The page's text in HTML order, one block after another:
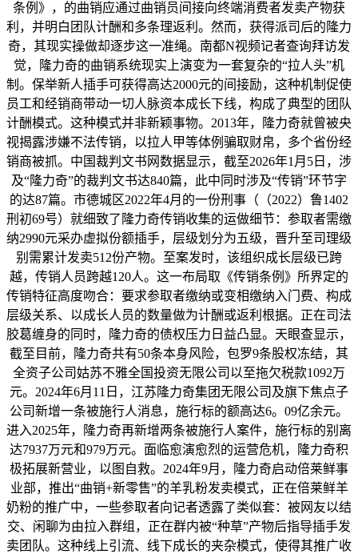
条例》，的曲销应通过曲销员间接向终端消费者发卖产物获
利，并明白团队计酬和多条理返利。然而，获得派司后的隆力
奇，其现实操做却逐步这一准绳。南都N视频记者查询拜访发
觉，隆力奇的曲销系统现实上演变为一套复杂的“拉人头”机
制。保举新人插手可获得高达2000元的间接励，这种机制促使
员工和经销商带动一切人脉资本成长下线，构成了典型的团队
计酬模式。这种模式并非新颖事物。2013年，隆力奇就曾被央
视揭露涉嫌不法传销，以拉人甲等体例骗取财帛，多个省份经
销商被抓。中国裁判文书网数据显示，截至2026年1月5日，涉
及“隆力奇”的裁判文书达840篇，此中同时涉及“传销”环节字
的达87篇。市德城区2022年4月的一份刑事（（2022）鲁1402
刑初69号）就细致了隆力奇传销收集的运做细节：参取者需缴
纳2990元采办虚拟份额插手，层级划分为五级，晋升至司理级
别需累计发卖512份产物。至案发时，该组织成长层级已跨
越，传销人员跨越120人。这一布局取《传销条例》所界定的
传销特征高度吻合：要求参取者缴纳或变相缴纳入门费、构成
层级关系、以成长人员的数量做为计酬或返利根据。正在司法
胶葛缠身的同时，隆力奇的债权压力日益凸显。天眼查显示，
截至目前，隆力奇共有50条本身风险，包罗9条股权冻结，其
全资子公司姑苏不雅全国投资无限公司以至拖欠税款1092万
元。2024年6月11日，江苏隆力奇集团无限公司及旗下焦点子
公司新增一条被施行人消息，施行标的额高达6。09亿余元。
进入2025年，隆力奇再新增两条被施行人案件，施行标的别离
达7937万元和979万元。面临愈演愈烈的运营危机，隆力奇积
极拓展新营业，以图自救。2024年9月，隆力奇启动倍莱鲜事
业部，推出“曲销+新零售”的羊乳粉发卖模式，正在倍莱鲜羊
奶粉的推广中，一些参取者向记者透露了类似套：被网友以结
交、闲聊为由拉入群组，正在群内被“种草”产物后指导插手发
卖团队。这种线上引流、线下成长的夹杂模式，使得其推广收